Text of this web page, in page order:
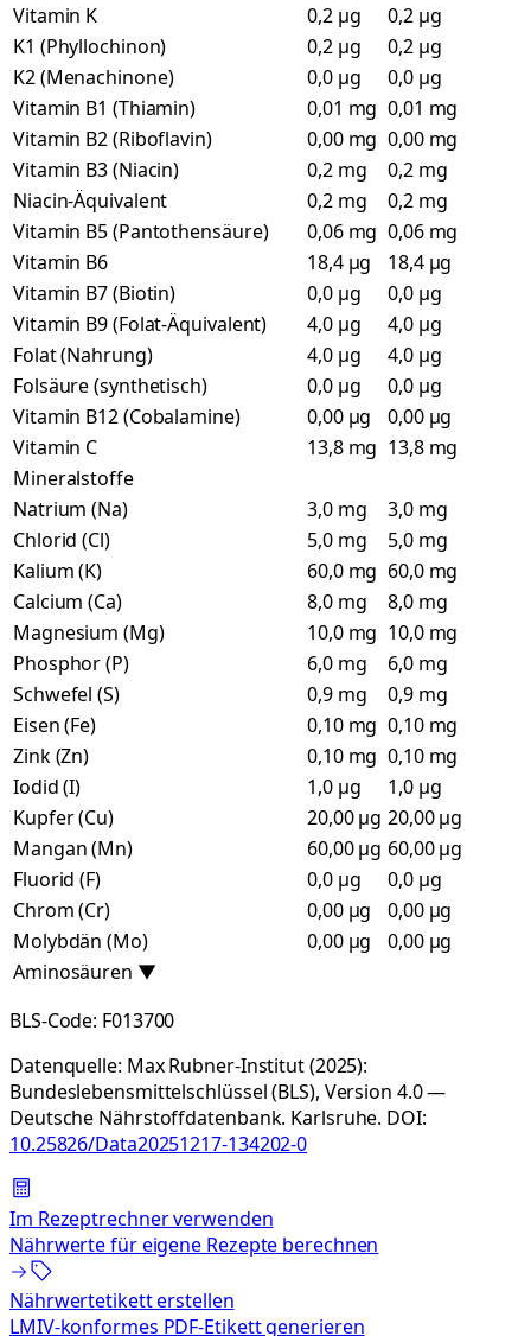
Vitamin K
0,2 µg
0,2 µg
K1 (Phyllochinon)
0,2 µg
0,2 µg
K2 (Menachinone)
0,0 µg
0,0 µg
Vitamin B1 (Thiamin)
0,01 mg 0,01 mg
Vitamin B2 (Riboflavin)
0,00 mg 0,00 mg
Vitamin B3 (Niacin)
0,2 mg
0,2 mg
Niacin-Äquivalent
0,2 mg
0,2 mg
Vitamin B5 (Pantothensäure)
0,06 mg 0,06 mg
Vitamin B6
18,4 µg
18,4 µg
Vitamin B7 (Biotin)
0,0 µg
0,0 µg
Vitamin B9 (Folat-Äquivalent)
4,0 µg
4,0 µg
Folat (Nahrung)
4,0 µg
4,0 µg
Folsäure (synthetisch)
0,0 µg
0,0 µg
Vitamin B12 (Cobalamine)
0,00 µg
0,00 µg
Vitamin C
13,8 mg 13,8 mg
Mineralstoffe
Natrium (Na)
3,0 mg
3,0 mg
Chlorid (Cl)
5,0 mg
5,0 mg
Kalium (K)
60,0 mg 60,0 mg
Calcium (Ca)
8,0 mg
8,0 mg
Magnesium (Mg)
10,0 mg 10,0 mg
Phosphor (P)
6,0 mg
6,0 mg
Schwefel (S)
0,9 mg
0,9 mg
Eisen (Fe)
0,10 mg 0,10 mg
Zink (Zn)
0,10 mg 0,10 mg
Iodid (I)
1,0 µg
1,0 µg
Kupfer (Cu)
20,00 µg 20,00 µg
Mangan (Mn)
60,00 µg 60,00 µg
Fluorid (F)
0,0 µg
0,0 µg
Chrom (Cr)
0,00 µg
0,00 µg
Molybdän (Mo)
0,00 µg
0,00 µg
Aminosäuren ▼
BLS-Code: F013700
Datenquelle: Max Rubner-Institut (2025):
Bundeslebensmittelschlüssel (BLS), Version 4.0 —
Deutsche Nährstoffdatenbank. Karlsruhe. DOI:
10.25826/Data20251217-134202-0
Im Rezeptrechner verwenden
Nährwerte für eigene Rezepte berechnen
Nährwertetikett erstellen
LMIV-konformes PDF-Etikett generieren